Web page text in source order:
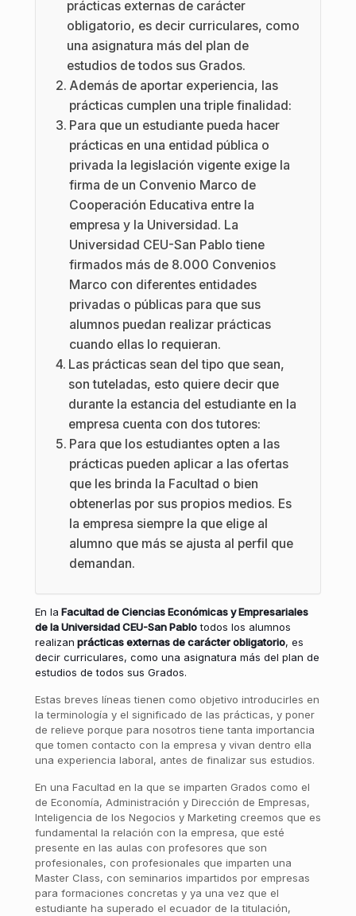
prácticas externas de carácter
obligatorio, es decir curriculares, como
una asignatura más del plan de
estudios de todos sus Grados.
Además de aportar experiencia, las
prácticas cumplen una triple finalidad:
Para que un estudiante pueda hacer
prácticas en una entidad pública o
privada la legislación vigente exige la
firma de un Convenio Marco de
Cooperación Educativa entre la
empresa y la Universidad. La
Universidad CEU-San Pablo tiene
firmados más de 8.000 Convenios
Marco con diferentes entidades
privadas o públicas para que sus
alumnos puedan realizar prácticas
cuando ellas lo requieran.
Las prácticas sean del tipo que sean,
son tuteladas, esto quiere decir que
durante la estancia del estudiante en la
empresa cuenta con dos tutores:
Para que los estudiantes opten a las
prácticas pueden aplicar a las ofertas
que les brinda la Facultad o bien
obtenerlas por sus propios medios. Es
la empresa siempre la que elige al
alumno que más se ajusta al perfil que
demandan.
En la Facultad de Ciencias Económicas y Empresariales
de la Universidad CEU-San Pablotodos los alumnos
realizan prácticas externas de carácter obligatorio, es
decir curriculares, como una asignatura más del plan de
estudios de todos sus Grados.
Estas breves líneas tienen como objetivo introducirles en
la terminología y el significado de las prácticas, y poner
de relieve porque para nosotros tiene tanta importancia
que tomen contacto con la empresa y vivan dentro ella
una experiencia laboral, antes de finalizar sus estudios.
En una Facultad en la que se imparten Grados como el
de Economía, Administración y Dirección de Empresas,
Inteligencia de los Negocios y Marketing creemos que es
fundamental la relación con la empresa, que esté
presente en las aulas con profesores que son
profesionales, con profesionales que imparten una
Master Class, con seminarios impartidos por empresas
para formaciones concretas y ya una vez que el
estudiante ha superado el ecuador de la titulación,